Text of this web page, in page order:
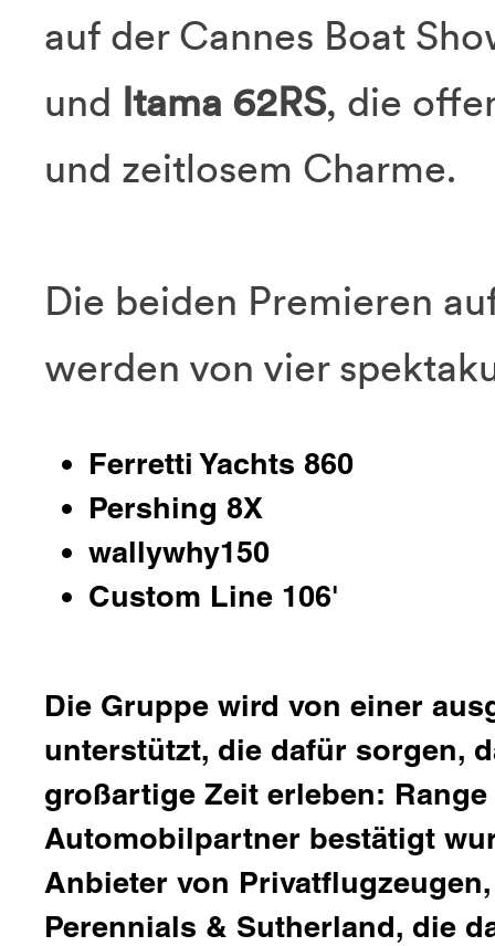
auf der Cannes Boat
und Itama 62RS, die
und zeitlosem Charme.
Die beiden Premieren
werden von vier
Ferretti Yachts 860
Pershing 8X
wallywhy150
Custom Line 106'
Die Gruppe wird von einer
unterstützt, die dafür sorgen,
großartige Zeit erleben:
Automobilpartner bestätigt
Anbieter von
Perennials & Sutherland, die